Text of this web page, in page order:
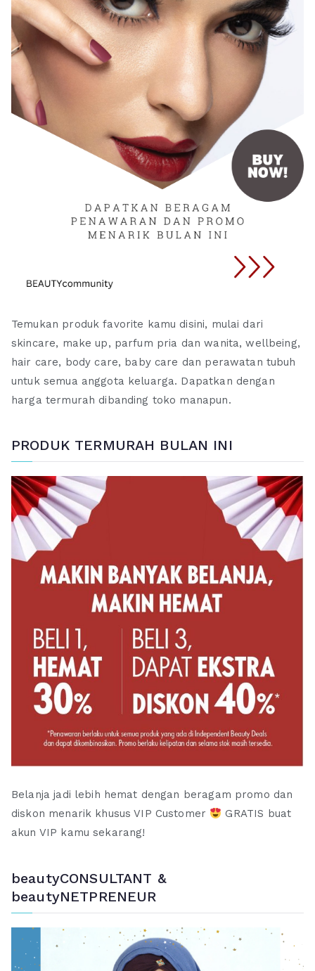
Temukan produk favorite kamu disini, mulai dari
skincare, make up, parfum pria dan wanita, wellbeing,
hair care, body care, baby care dan perawatan tubuh
untuk semua anggota keluarga. Dapatkan dengan
harga termurah dibanding toko manapun.
PRODUK TERMURAH BULAN INI
Belanja jadi lebih hemat dengan beragam promo dan
diskon menarik khusus VIP Customer
GRATIS buat
akun VIP kamu sekarang!
beautyCONSULTANT &
beautyNETPRENEUR